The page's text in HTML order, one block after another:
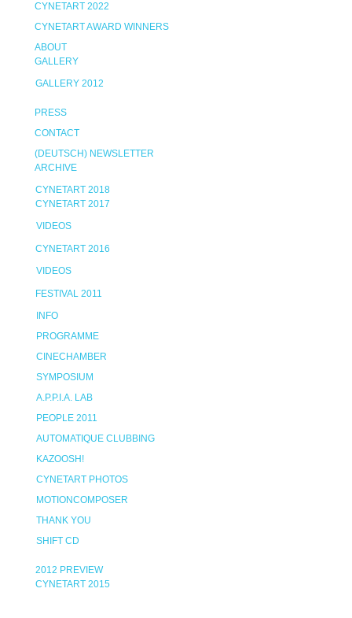
CYNETART 2022
CYNETART AWARD WINNERS
ABOUT
GALLERY
GALLERY 2012
PRESS
CONTACT
(DEUTSCH) NEWSLETTER
ARCHIVE
CYNETART 2018
CYNETART 2017
VIDEOS
CYNETART 2016
VIDEOS
FESTIVAL 2011
INFO
PROGRAMME
CINECHAMBER
SYMPOSIUM
A.P.P.I.A. LAB
PEOPLE 2011
AUTOMATIQUE CLUBBING
KAZOOSH!
CYNETART PHOTOS
MOTIONCOMPOSER
THANK YOU
SHIFT CD
2012 PREVIEW
CYNETART 2015